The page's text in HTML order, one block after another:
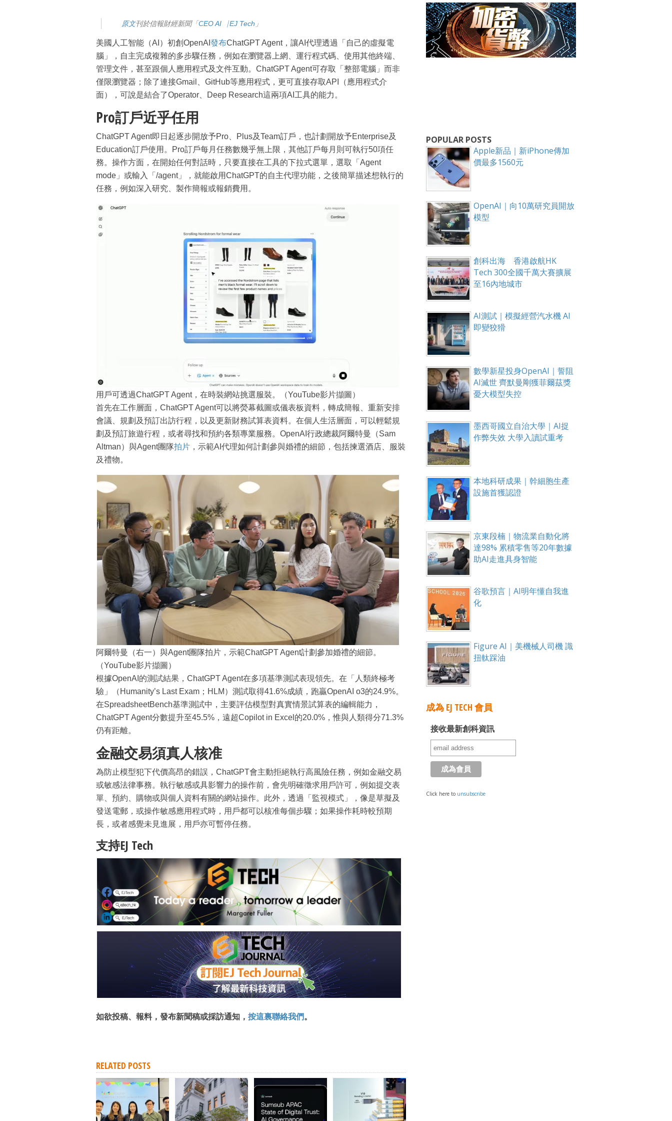
原文刊於信報財經新聞「CEO AI⎹ EJ Tech 」
美國人工智能（AI）初創OpenAI 發布ChatGPT Agent，讓AI代理透過「自己的虛擬電
腦」，自主完成複雜的多步驟任務，例如在瀏覽器上網、運行程式碼、使用其他終端、
管理文件，甚至跟個人應用程式及文件互動。ChatGPT Agent可存取「整部電腦」而非
僅限瀏覽器；除了連接Gmail、GitHub等應用程式，更可直接存取API（應用程式介
面），可說是結合了Operator、Deep Research這兩項AI工具的能力。
Pro訂戶近乎任用
ChatGPT Agent即日起逐步開放予Pro、Plus及Team訂戶，也計劃開放予Enterprise及
Education訂戶使用。Pro訂戶每月任務數幾乎無上限，其他訂戶每月則可執行50項任
務。操作方面，在開始任何對話時，只要直接在工具的下拉式選單，選取「Agent
mode」或輸入「/agent」，就能啟用ChatGPT的自主代理功能，之後簡單描述想執行的
任務，例如深入研究、製作簡報或報銷費用。
用戶可透過ChatGPT Agent，在時裝網站挑選服裝。（YouTube影片擷圖）
首先在工作層面，ChatGPT Agent可以將熒幕截圖或儀表板資料，轉成簡報、重新安排
會議、規劃及預訂出訪行程，以及更新財務試算表資料。在個人生活層面，可以輕鬆規
劃及預訂旅遊行程，或者尋找和預約各類專業服務。OpenAI行政總裁阿爾特曼（Sam
Altman）與Agent團隊拍片 ，示範AI代理如何計劃參與婚禮的細節，包括揀選酒店、服裝
及禮物。
阿爾特曼（右一）與Agent團隊拍片，示範ChatGPT Agent計劃參加婚禮的細節。
（YouTube影片擷圖）
根據OpenAI的測試結果，ChatGPT Agent在多項基準測試表現領先。在「人類終極考
驗」（Humanity’s Last Exam；HLM）測試取得41.6%成績，跑贏OpenAI o3的24.9%。
在SpreadsheetBench基準測試中，主要評估模型對真實情景試算表的編輯能力，
ChatGPT Agent分數提升至45.5%，遠超Copilot in Excel的20.0%，惟與人類得分71.3%
仍有距離。
金融交易須真人核准
為防止模型犯下代價高昂的錯誤，ChatGPT會主動拒絕執行高風險任務，例如金融交易
或敏感法律事務。執行敏感或具影響力的操作前，會先明確徵求用戶許可，例如提交表
單、預約、購物或與個人資料有關的網站操作。此外，透過「監視模式」，像是草擬及
發送電郵，或操作敏感應用程式時，用戶都可以核准每個步驟；如果操作耗時較預期
長，或者感覺未見進展，用戶亦可暫停任務。
支持EJ Tech
如欲投稿、報料，發布新聞稿或採訪通知， 按這裏聯絡我們。
RELATED POSTS
POPULAR POSTS
Apple新品｜新iPhone傳加
價最多1560元
OpenAI｜向10萬研究員開放
模型
創科出海 香港啟航HK
Tech 300全國千萬大賽擴展
至16內地城市
AI測試｜模擬經營汽水機 AI
即變狡猾
數學新星投身OpenAI｜誓阻
AI滅世 齊默曼剛獲菲爾茲獎
憂大模型失控
墨西哥國立自治大學｜AI捉
作弊失效 大學入讀試重考
本地科研成果｜幹細胞生產
設施首獲認證
京東段楠｜物流業自動化將
達98% 累積零售等20年數據
助AI走進具身智能
谷歌預言｜AI明年懂自我進
化
Figure AI｜美機械人司機 識
扭軚踩油
成為 EJ TECH 會員
接收最新創科資訊
Click here to unsubscribe
最新資訊（附創業懶人包），直達郵箱！